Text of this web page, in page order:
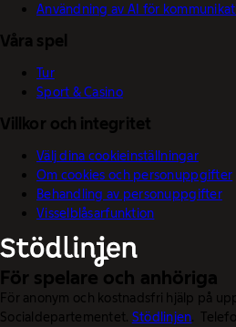
Användning av AI för
Våra spel
Tur
Sport & Casino
Villkor och integritet
Välj dina cookieinställningar
Om cookies och personuppgifter
Behandling av personuppgifter
Visselblåsarfunktion
För spelare och anhöriga
För anonym och kostnadsfri hjälp på
Socialdepartementet. Stödlinjen.